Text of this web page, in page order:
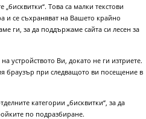
Това са малки текстови
и се съхраняват на Вашето крайно
ги, за да поддържаме сайта си лесен за
устройството Ви, докато не ги изтриете.
браузър при следващото ви посещение в
категории „бисквитки“, за да
по подразбиране.